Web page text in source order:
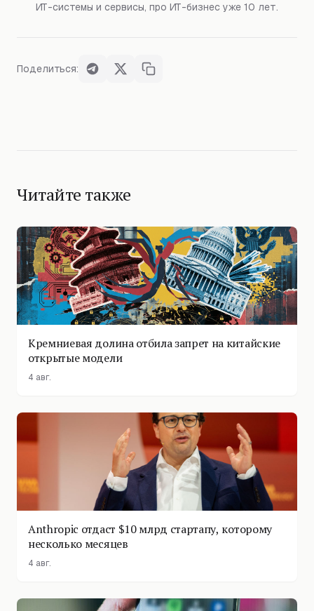
ИТ-системы и сервисы, про ИТ-бизнес уже 10 лет.
Поделиться:
Читайте также
Кремниевая долина отбила запрет на китайские
открытые модели
4 авг.
Anthropic отдаст $10 млрд стартапу, которому
несколько месяцев
4 авг.